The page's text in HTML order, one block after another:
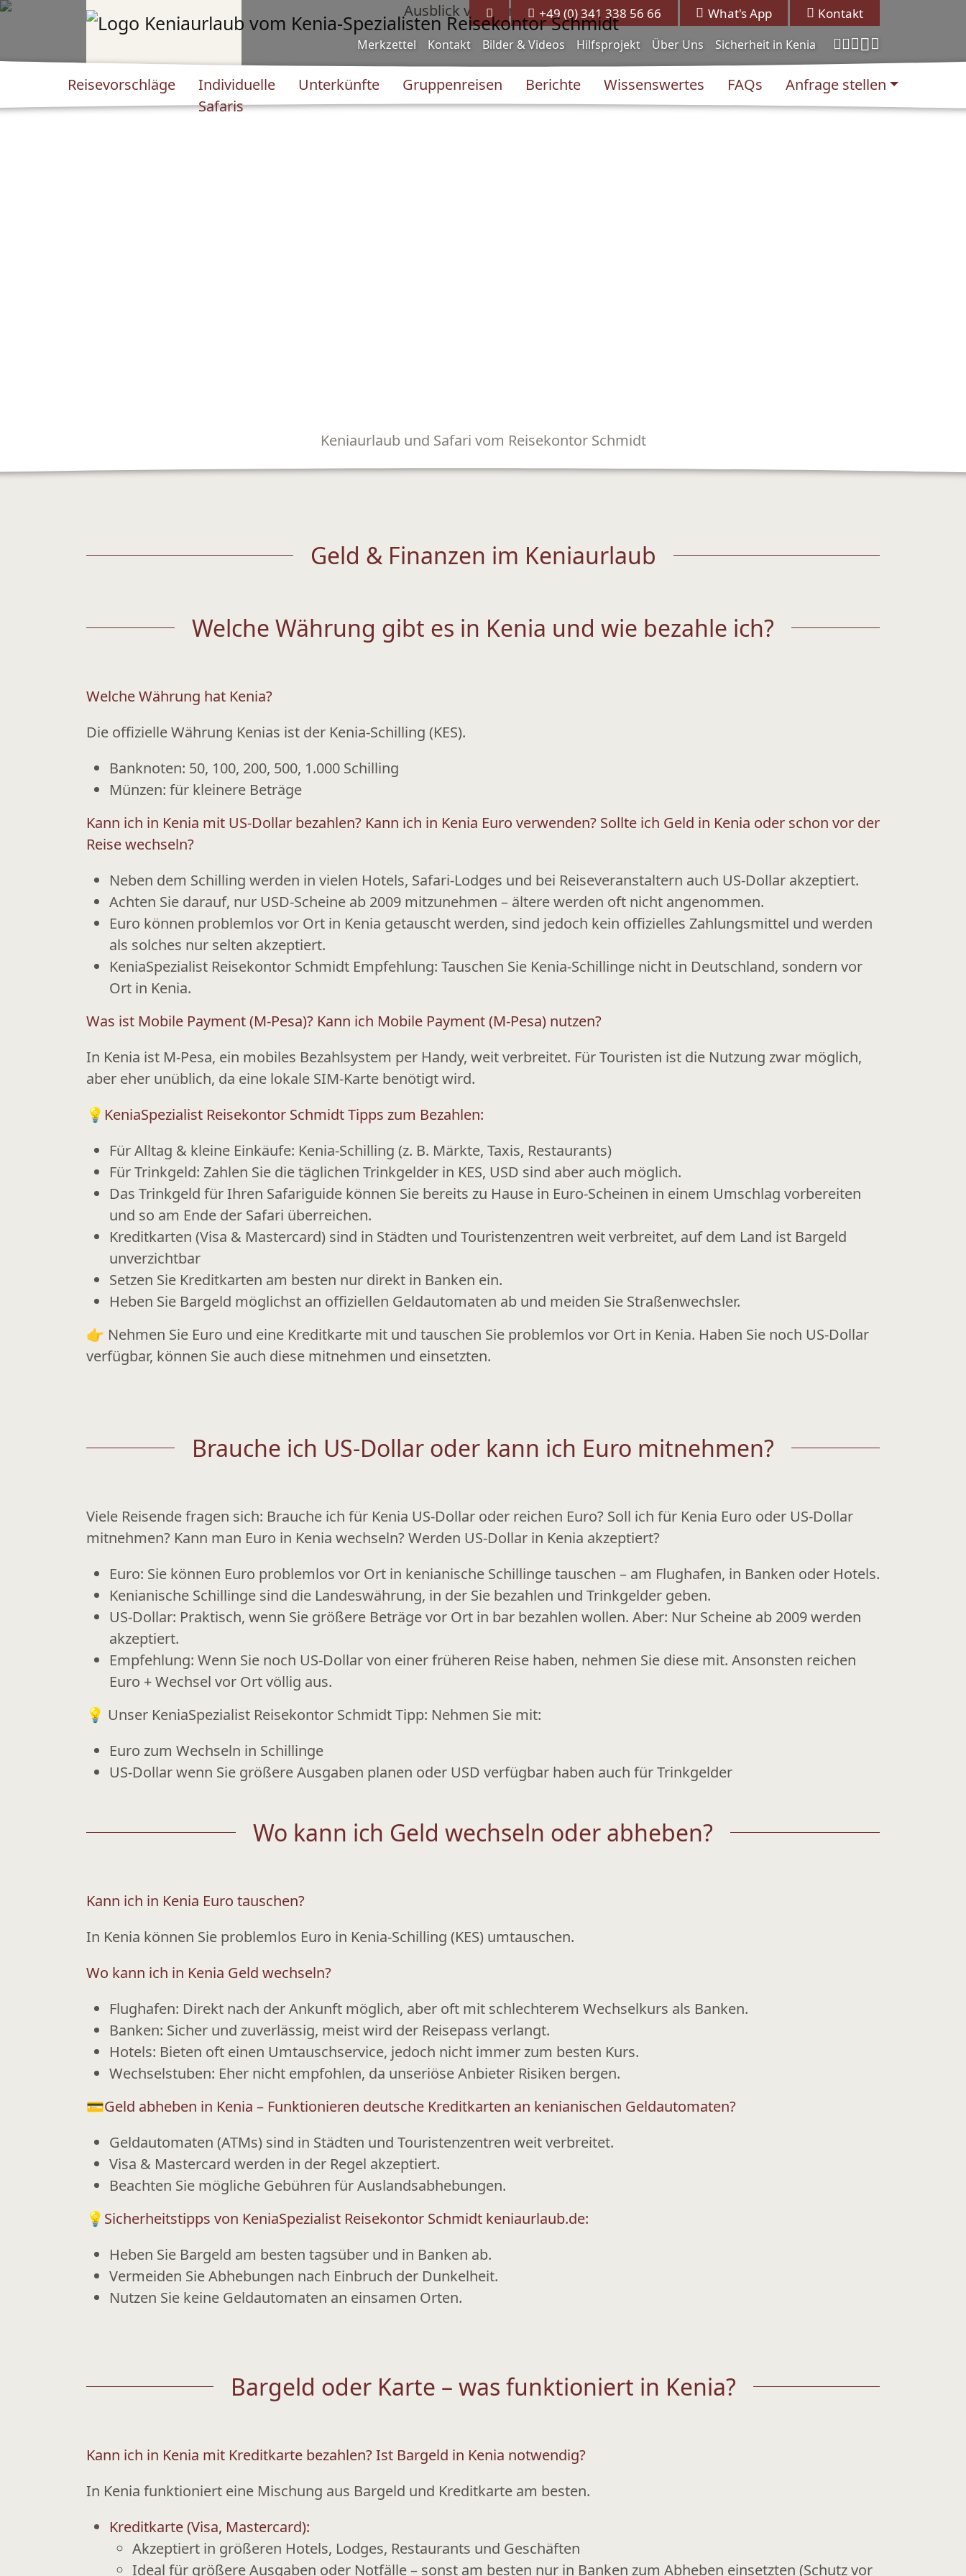
+49 (0) 341 338 56 66 What's App Kontakt
Reisevorschläge
Individuelle
Safaris
Unterkünfte Gruppenreisen Berichte Wissenswertes FAQs Anfrage stellen
Merkzettel Kontakt Bilder & Videos Hilfsprojekt Über Uns Sicherheit in Kenia
Keniaurlaub und Safari vom Reisekontor Schmidt
Geld & Finanzen im Keniaurlaub
Welche Währung gibt es in Kenia und wie bezahle ich?
Welche Währung hat Kenia?
Die offizielle Währung Kenias ist der Kenia-Schilling (KES).
Banknoten: 50, 100, 200, 500, 1.000 Schilling
Münzen: für kleinere Beträge
Kann ich in Kenia mit US-Dollar bezahlen? Kann ich in Kenia Euro verwenden? Sollte ich Geld in Kenia oder schon vor der
Reise wechseln?
Neben dem Schilling werden in vielen Hotels, Safari-Lodges und bei Reiseveranstaltern auch US-Dollar akzeptiert.
Achten Sie darauf, nur USD-Scheine ab 2009 mitzunehmen – ältere werden oft nicht angenommen.
Euro können problemlos vor Ort in Kenia getauscht werden, sind jedoch kein offizielles Zahlungsmittel und werden
als solches nur selten akzeptiert.
KeniaSpezialist Reisekontor Schmidt Empfehlung: Tauschen Sie Kenia-Schillinge nicht in Deutschland, sondern vor
Ort in Kenia.
Was ist Mobile Payment (M-Pesa)? Kann ich Mobile Payment (M-Pesa) nutzen?
In Kenia ist M-Pesa, ein mobiles Bezahlsystem per Handy, weit verbreitet. Für Touristen ist die Nutzung zwar möglich,
aber eher unüblich, da eine lokale SIM-Karte benötigt wird.
💡 KeniaSpezialist Reisekontor Schmidt Tipps zum Bezahlen:
FürAlltag & kleine Einkäufe: Kenia-Schilling (z. B. Märkte, Taxis, Restaurants)
FürTrinkgeld: Zahlen Sie die täglichen Trinkgelder in KES, USD sind aber auch möglich.
Das Trinkgeld für Ihren Safariguide können Sie bereits zu Hause in Euro-Scheinen in einem Umschlag vorbereiten
und so am Ende der Safari überreichen.
Kreditkarten (Visa & Mastercard) sind in Städten und Touristenzentren weit verbreitet, auf dem Land ist Bargeld
unverzichtbar
Setzen Sie Kreditkarten am besten nur direkt in Banken ein.
Heben Sie Bargeld möglichst an offiziellen Geldautomaten ab und meiden Sie Straßenwechsler.
👉 Nehmen Sie Euro und eine Kreditkarte mit und tauschen Sie problemlos vor Ort in Kenia. Haben Sie noch US-Dollar
verfügbar, können Sie auch diese mitnehmen und einsetzten.
Brauche ich US-Dollar oder kann ich Euro mitnehmen?
Viele Reisende fragen sich: Brauche ich für Kenia US-Dollar oder reichen Euro? Soll ich für Kenia Euro oder US-Dollar
mitnehmen? Kann man Euro in Kenia wechseln? Werden US-Dollar in Kenia akzeptiert?
Euro: Sie können Euro problemlos vor Ort in kenianische Schillinge tauschen – am Flughafen, in Banken oder Hotels.
Kenianische Schillinge sind die Landeswährung, in der Sie bezahlen und Trinkgelder geben.
US-Dollar: Praktisch, wenn Sie größere Beträge vor Ort in bar bezahlen wollen. Aber: Nur Scheine ab 2009werden
akzeptiert.
Empfehlung: Wenn Sie noch US-Dollar von einer früheren Reise haben, nehmen Sie diese mit. Ansonsten reichen
Euro + Wechsel vor Ortvöllig aus.
💡 Unser KeniaSpezialist Reisekontor Schmidt Tipp: Nehmen Sie mit:
Euro zum Wechseln in Schillinge
US-Dollarwenn Sie größere Ausgaben planen oder USD verfügbar haben auch fürTrinkgelder
Wo kann ich Geld wechseln oder abheben?
Kann ich in Kenia Euro tauschen?
In Kenia können Sie problemlos Euro in Kenia-Schilling (KES) umtauschen.
Wo kann ich in Kenia Geld wechseln?
Flughafen: Direkt nach der Ankunft möglich, aber oft mit schlechterem Wechselkurs als Banken.
Banken: Sicher und zuverlässig, meist wird der Reisepass verlangt.
Hotels: Bieten oft einen Umtauschservice, jedoch nicht immer zum besten Kurs.
Wechselstuben: Eher nicht empfohlen, da unseriöse Anbieter Risiken bergen.
💳Geld abheben in Kenia – Funktionieren deutsche Kreditkarten an kenianischen Geldautomaten?
Geldautomaten (ATMs) sind in Städten und Touristenzentren weit verbreitet.
Visa & Mastercard werden in der Regel akzeptiert.
Beachten Sie mögliche Gebühren für Auslandsabhebungen.
💡 Sicherheitstipps von KeniaSpezialist Reisekontor Schmidt keniaurlaub.de:
Heben Sie Bargeld am besten tagsüber und in Banken ab.
Vermeiden Sie Abhebungen nach Einbruch der Dunkelheit.
Nutzen Sie keine Geldautomaten an einsamen Orten.
Bargeld oder Karte – was funktioniert in Kenia?
Kann ich in Kenia mit Kreditkarte bezahlen? Ist Bargeld in Kenia notwendig?
In Kenia funktioniert eine Mischung aus Bargeld und Kreditkarte am besten.
Kreditkarte (Visa, Mastercard):
Akzeptiert in größeren Hotels, Lodges, Restaurants und Geschäften
Ideal für größere Ausgaben oder Notfälle – sonst am besten nur in Banken zum Abheben einsetzten (Schutz vor